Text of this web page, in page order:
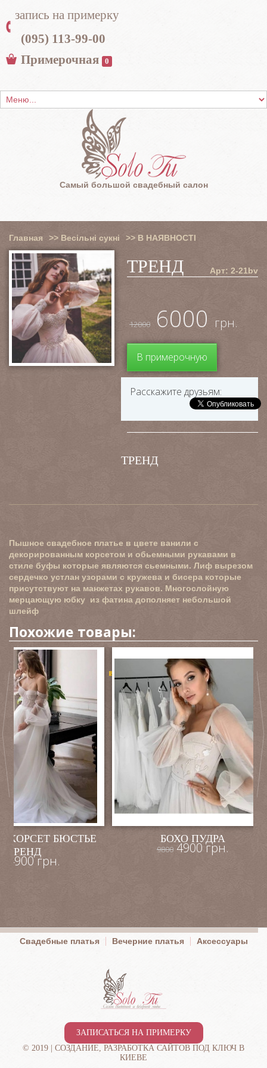
запись на примерку
(095) 113-99-00
Примерочная
0
Самый большой свадебный салон
Главная >> Весільні сукні >> В НАЯВНОСТІ
ТРЕНД Арт: 2-21bv
12000 6000 грн.
В примерочную
Расскажите друзьям:
ТРЕНД
Пышное свадебное платье в цвете ванили с
декорированным корсетом и обьемными рукавами в
стиле буфы которые являются сьемными. Лиф вырезом
сердечко устлан узорами с кружева и бисера которые
присутствуют на манжетах рукавов. Многослойную
мерцающую юбку из фатина дополняет небольшой
шлейф
Похожие товары:
КОРСЕТ БЮСТЬЕ
ТРЕНД
4900 грн.
-50%
БОХО ПУДРА
98004900 грн.
Свадебные платья Вечерние платья Аксессуары
ЗАПИСАТЬСЯ НА ПРИМЕРКУ
© 2019 | СОЗДАНИЕ, РАЗРАБОТКА САЙТОВ ПОД КЛЮЧ В
КИЕВЕ